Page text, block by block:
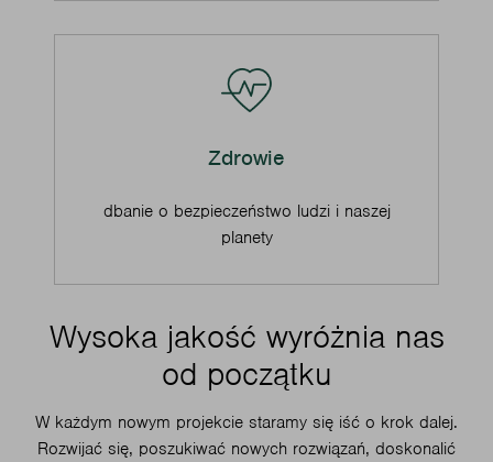
Zdrowie
dbanie o bezpieczeństwo ludzi i naszej
planety
Wysoka jakość wyróżnia nas
od początku
W każdym nowym projekcie staramy się iść o krok dalej.
Rozwijać się, poszukiwać nowych rozwiązań, doskonalić